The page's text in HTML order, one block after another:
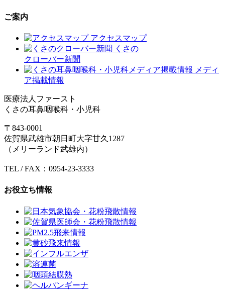
ご案内
アクセスマップ
くさの
クローバー新聞
メディ
ア掲載情報
医療法人ファースト
くさの耳鼻咽喉科・小児科
〒843-0001
佐賀県武雄市朝日町大字甘久1287
（メリーランド武雄内）
TEL / FAX：0954-23-3333
お役立ち情報